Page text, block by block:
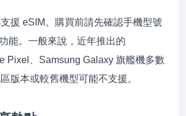
援 eSIM。購買前請先確認手機型號
能。一般來說，近年推出的
Pixel、Samsung Galaxy 旗艦機多數
版本或較舊機型可能不支援。